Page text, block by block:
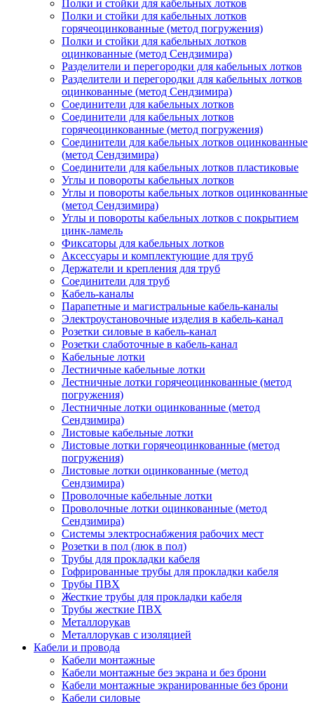
Полки и стойки для кабельных лотков
Полки и стойки для кабельных лотков
горячеоцинкованные (метод погружения)
Полки и стойки для кабельных лотков
оцинкованные (метод Сендзимира)
Разделители и перегородки для кабельных лотков
Разделители и перегородки для кабельных лотков
оцинкованные (метод Сендзимира)
Соединители для кабельных лотков
Соединители для кабельных лотков
горячеоцинкованные (метод погружения)
Соединители для кабельных лотков оцинкованные
(метод Сендзимира)
Соединители для кабельных лотков пластиковые
Углы и повороты кабельных лотков
Углы и повороты кабельных лотков оцинкованные
(метод Сендзимира)
Углы и повороты кабельных лотков с покрытием
цинк-ламель
Фиксаторы для кабельных лотков
Аксессуары и комплектующие для труб
Держатели и крепления для труб
Соединители для труб
Кабель-каналы
Парапетные и магистральные кабель-каналы
Электроустановочные изделия в кабель-канал
Розетки силовые в кабель-канал
Розетки слаботочные в кабель-канал
Кабельные лотки
Лестничные кабельные лотки
Лестничные лотки горячеоцинкованные (метод
погружения)
Лестничные лотки оцинкованные (метод
Сендзимира)
Листовые кабельные лотки
Листовые лотки горячеоцинкованные (метод
погружения)
Листовые лотки оцинкованные (метод
Сендзимира)
Проволочные кабельные лотки
Проволочные лотки оцинкованные (метод
Сендзимира)
Системы электроснабжения рабочих мест
Розетки в пол (люк в пол)
Трубы для прокладки кабеля
Гофрированные трубы для прокладки кабеля
Трубы ПВХ
Жесткие трубы для прокладки кабеля
Трубы жесткие ПВХ
Металлорукав
Металлорукав с изоляцией
Кабели и провода
Кабели монтажные
Кабели монтажные без экрана и без брони
Кабели монтажные экранированные без брони
Кабели силовые